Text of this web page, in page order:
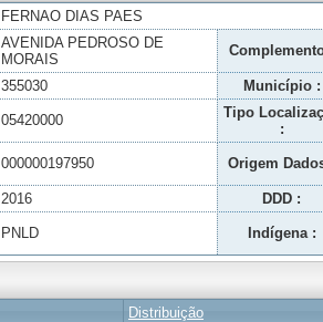
FERNAO DIAS PAES
AVENIDA PEDROSO DE
MORAIS
355030 Município :
05420000
Tipo
:
000000197950 Origem
2016 DDD :
PNLD Indígena :
Distribuição